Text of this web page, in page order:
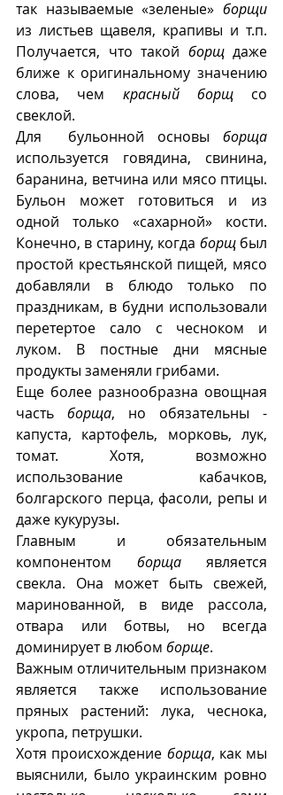
так называемые «зеленые» борщи
из листьев щавеля, крапивы и т.п.
Получается, что такой борщ даже
ближе к оригинальному значению
слова, чем красный борщ со
свеклой.
Для  бульонной основы борща
используется говядина, свинина,
баранина, ветчина или мясо птицы.
Бульон может готовиться и из
одной только «сахарной» кости.
Конечно, в старину, когда борщ был
простой крестьянской пищей, мясо
добавляли в блюдо только по
праздникам, в будни использовали
перетертое сало с чесноком и
луком. В постные дни мясные
продукты заменяли грибами.
Еще более разнообразна овощная
часть борща, но обязательны -
капуста, картофель, морковь, лук,
томат. Хотя, возможно
использование кабачков,
болгарского перца, фасоли, репы и
даже кукурузы.
Главным и обязательным
компонентом борща является
свекла. Она может быть свежей,
маринованной, в виде рассола,
отвара или ботвы, но всегда
доминирует в любом борще.
Важным отличительным признаком
является также использование
пряных растений: лука, чеснока,
укропа, петрушки.
Хотя происхождение борща, как мы
выяснили, было украинским ровно